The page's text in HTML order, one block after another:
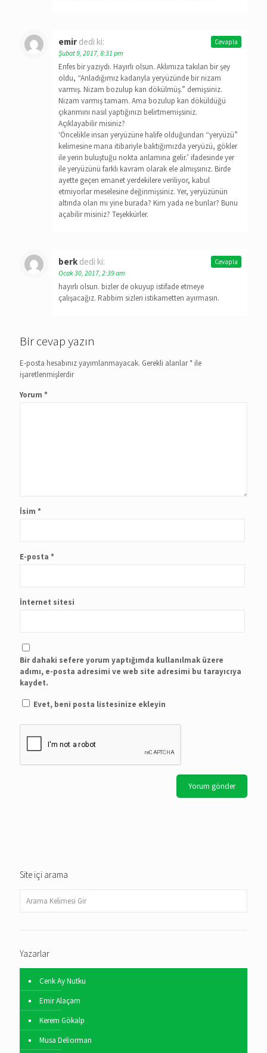
emir dedi ki:
Şubat 9, 2017, 8:31 pm
Enfes bir yazıydı. Hayırlı olsun. Aklımıza takılan bir şey
oldu, “Anladığımız kadarıyla yeryüzünde bir nizam
varmış. Nizam bozulup kan dökülmüş.” demişsiniz.
Nizam varmış tamam. Ama bozulup kan döküldüğü
çıkarımını nasıl yaptığınızı belirtmemişsiniz.
Açıklayabilir misiniz?
‘Öncelikle insan yeryüzüne halife olduğundan “yeryüzü”
kelimesine mana itibariyle baktığımızda yeryüzü, gökler
ile yerin buluştuğu nokta anlamına gelir.’ ifadesinde yer
ile yeryüzünü farklı kavram olarak ele almışsınız. Birde
ayette geçen emanet yerdekilere veriliyor, kabul
etmiyorlar meselesine değinmişsiniz. Yer, yeryüzünün
altında olan mı yine burada? Kim yada ne bunlar? Bunu
açabilir misiniz? Teşekkürler.
Cevapla
berk dedi ki:
Ocak 30, 2017, 2:39 am
hayırlı olsun. bizler de okuyup istifade etmeye
çalışacağız. Rabbim sizleri istikametten ayırmasın.
Cevapla
Bir cevap yazın
E-posta hesabınız yayımlanmayacak. Gerekli alanlar* ile
işaretlenmişlerdir
Yorum *
İsim *
E-posta *
İnternet sitesi
Bir dahaki sefere yorum yaptığımda kullanılmak üzere
adımı, e-posta adresimi ve web site adresimi bu tarayıcıya
kaydet.
Evet, beni posta listesinize ekleyin
Site içi arama
Yazarlar
Cenk Ay Nutku
Emir Alaçam
Kerem Gökalp
Musa Deliorman